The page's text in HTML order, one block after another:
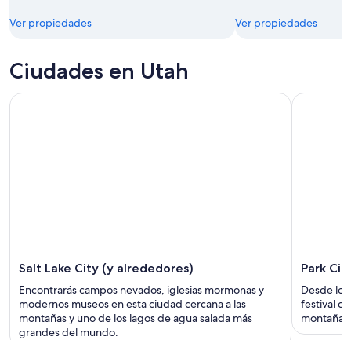
Ver propiedades Ver propiedades
Ciudades en Utah
Salt Lake City (y alrededores)
Encontrarás campos nevados, iglesias mormonas y
modernos museos en esta ciudad cercana a las
montañas y uno de los lagos de agua salada más
grandes del mundo.
Park
Desde
festival
montaña